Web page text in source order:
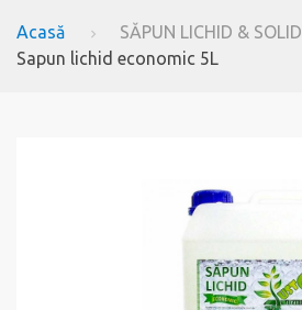
Acasă
SĂPUN LICHID & SOLID
Sapun lichid economic 5L